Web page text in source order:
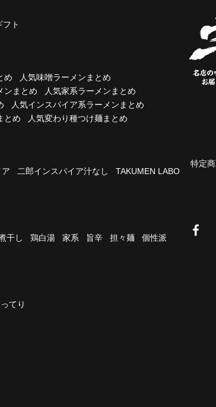
フト
め
人気味噌ラーメンまとめ
ンまとめ
人気家系ラーメンまとめ
人気インスパイア系ラーメンまとめ
とめ 人気変わり種つけ麺まとめ
二郎インスパイア汁なし
TAKUMEN LABO
干し 鶏白湯 家系 旨辛 担々麺
個性派
てり
特定